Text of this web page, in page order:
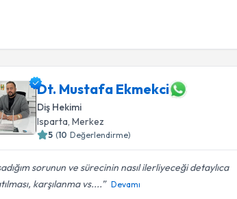
Dt. Mustafa Ekmekci
Diş Hekimi
Isparta , Merkez
5 (10 Değerlendirme)
sorunun ve sürecinin nasıl ilerliyeceği detaylıca
karşılanma vs....
Devamı